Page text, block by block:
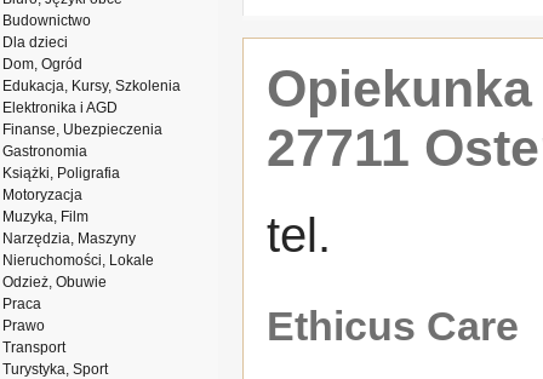
Budownictwo
Dla dzieci
Dom, Ogród
Edukacja, Kursy, Szkolenia
Elektronika i AGD
Finanse, Ubezpieczenia
Gastronomia
Książki, Poligrafia
Motoryzacja
Muzyka, Film
Narzędzia, Maszyny
Nieruchomości, Lokale
Odzież, Obuwie
Praca
Prawo
Transport
Turystyka, Sport
27711
tel.
Ethicus Care